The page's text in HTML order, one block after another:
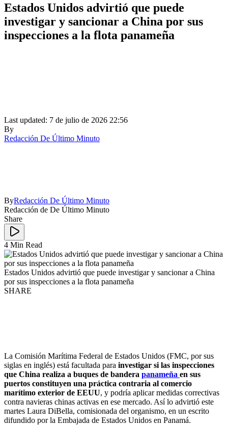
Estados Unidos advirtió que puede
investigar y sancionar a China por sus
inspecciones a la flota panameña
Last updated: 7 de julio de 2026 22:56
By
Redacción De Último Minuto
ByRedacción De Último Minuto
Redacción de De Último Minuto
Share
4 Min Read
Estados Unidos advirtió que puede investigar y sancionar a China
por sus inspecciones a la flota panameña
SHARE
La Comisión Marítima Federal de Estados Unidos (FMC, por sus
siglas en inglés) está facultada para investigar si las inspecciones
que China realiza a buques de bandera panameña en sus
puertos constituyen una práctica contraria al comercio
marítimo exterior de EEUU, y podría aplicar medidas correctivas
contra navieras chinas activas en ese mercado. Así lo advirtió este
martes Laura DiBella, comisionada del organismo, en un escrito
difundido por la Embajada de Estados Unidos en Panamá.